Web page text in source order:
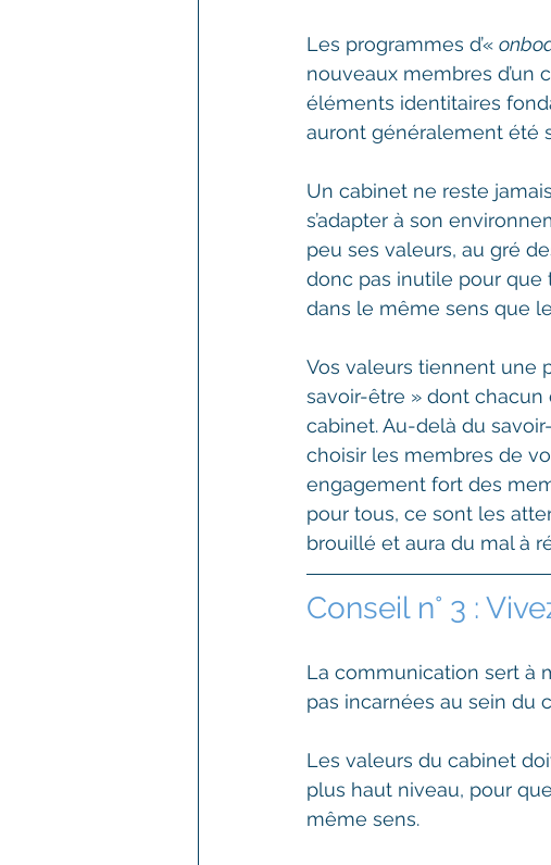
Les programmes d’«
nouveaux membres d’un
éléments identitaires
auront généralement été
Un cabinet ne reste
s’adapter à son
peu ses valeurs, au gré
donc pas inutile pour
dans le même sens que
Vos valeurs tiennent une
savoir-être » dont
cabinet. Au-delà du
choisir les membres de
engagement fort des
pour tous, ce sont les
brouillé et aura du mal à
Conseil n° 3 :
La communication sert à
pas incarnées au sein du
Les valeurs du cabinet
plus haut niveau, pour
même sens.